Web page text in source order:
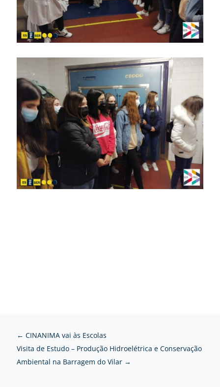
← CINANIMA vai às Escolas
Visita de Estudo – Produção Hidroelétrica e Conservação
Ambiental na Barragem do Vilar→